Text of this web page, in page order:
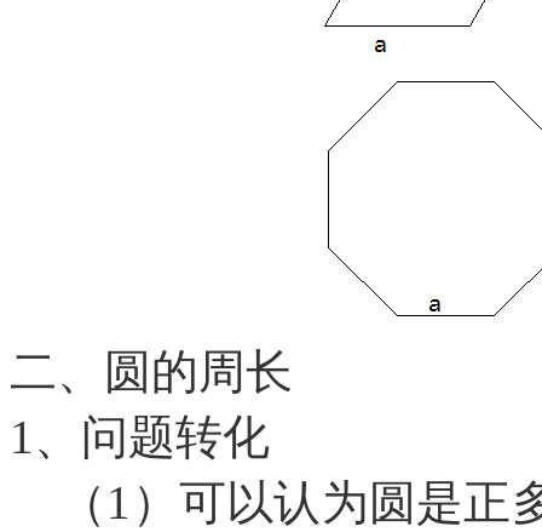
二、圆的周长
1、问题转化
（1）可以认为圆是正